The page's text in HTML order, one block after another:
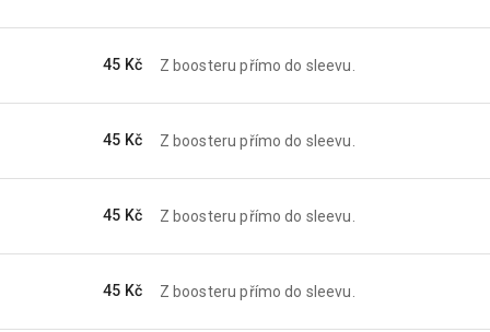
45 Kč Z boosteru přímo do sleevu.
45 Kč Z boosteru přímo do sleevu.
45 Kč Z boosteru přímo do sleevu.
45 Kč Z boosteru přímo do sleevu.